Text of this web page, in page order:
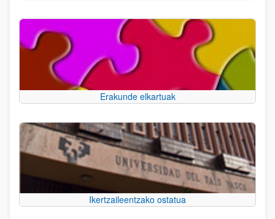
Erakunde elkartuak
Ikertzaileentzako ostatua